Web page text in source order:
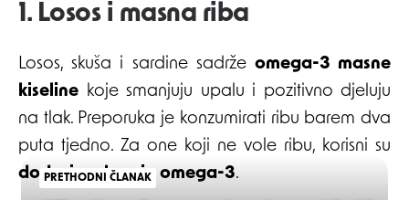
1. Losos i masna riba
Losos, skuša i sardine sadrže omega-3 masne
kiseline koje smanjuju upalu i pozitivno djeluju
na tlak. Preporuka je konzumirati ribu barem dva
puta tjedno. Za one koji ne vole ribu, korisni su
dodaci prehrani s omega-3.
PRETHODNI ČLANAK